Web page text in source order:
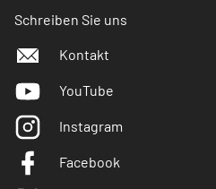
Schreiben Sie uns
Kontakt
YouTube
Instagram
Facebook